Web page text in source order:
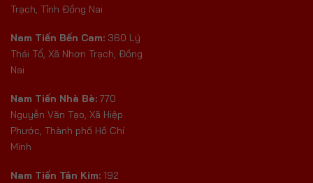
Trạch, Tỉnh Đồng Nai
Nam Tiến Bến Cam: 360 Lý
Thái Tổ, Xã Nhơn Trạch, Đồng
Nai
Nam Tiến Nhà Bè: 770
Nguyễn Văn Tạo, Xã Hiệp
Phước, Thành phố Hồ Chí
Minh
Nam Tiến Tân Kim: 192